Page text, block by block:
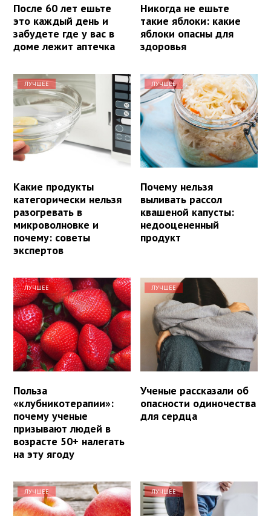
После 60 лет ешьте
это каждый день и
забудете где у вас в
доме лежит аптечка
Никогда не ешьте
такие яблоки: какие
яблоки опасны для
здоровья
ЛУЧШЕЕ
Какие продукты
категорически нельзя
разогревать в
микроволновке и
почему: советы
экспертов
ЛУЧШЕЕ
Почему нельзя
выливать рассол
квашеной капусты:
недооцененный
продукт
ЛУЧШЕЕ
Польза
«клубникотерапии»:
почему ученые
призывают людей в
возрасте 50+ налегать
на эту ягоду
ЛУЧШЕЕ
Ученые рассказали об
опасности одиночества
для сердца
ЛУЧШЕЕ ЛУЧШЕЕ